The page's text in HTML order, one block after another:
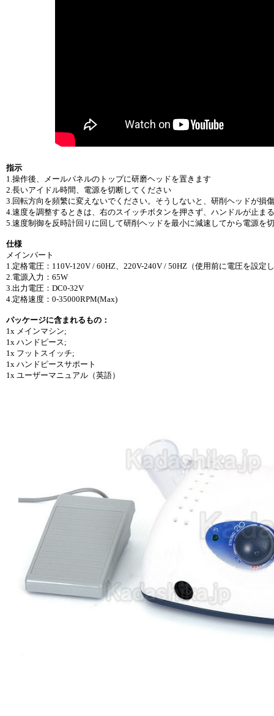
指示
1.操作後、メールパネルのトップに研磨ヘッドを置きます
2.長いアイドル時間、電源を切断してください
3.回転方向を頻繁に変えないでください。そうしないと、研削ヘッドが損
4.速度を調整するときは、右のスイッチボタンを押さず、ハンドルが止ま
5.速度制御を反時計回りに回して研削ヘッドを最小に減速してから電源を
仕様
メインパート
1.定格電圧：110V-120V / 60HZ、220V-240V / 50HZ（使用前に電圧を設定
2.電源入力：65W
3.出力電圧：DC0-32V
4.定格速度：0-35000RPM(Max)
パッケージに含まれるもの：
1x メインマシン;
1x ハンドピース;
1x フットスイッチ;
1x ハンドピースサポート
1x ユーザーマニュアル（英語）